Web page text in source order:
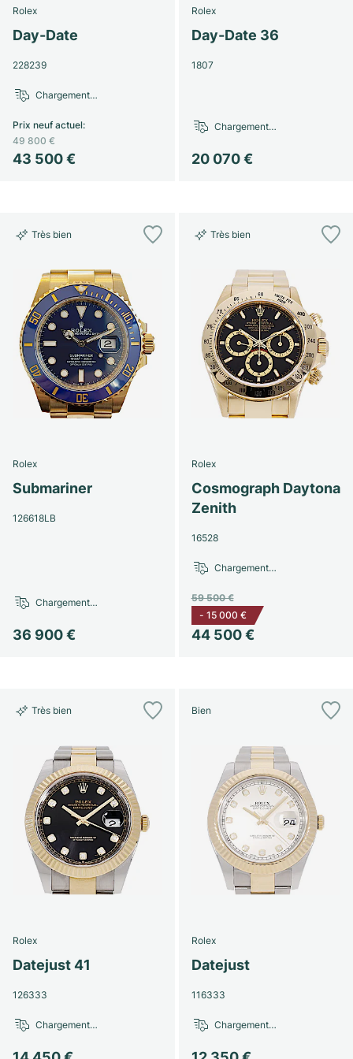
Rolex
Day-Date
228239
43 500 €
Prix neuf actuel:
49 800 €
Chargement…
Rolex
Day-Date 36
1807
20 070 €
Chargement…
Très bien
Rolex
Submariner
126618LB
36 900 €
Chargement…
Très bien
Rolex
Cosmograph Daytona
Zenith
16528
44 500 €
59 500 €
- 15 000 €
Chargement…
Très bien
Rolex
Datejust 41
126333
Chargement…
Bien
Rolex
Datejust
116333
Chargement…